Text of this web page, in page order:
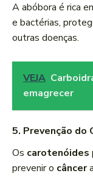
A abóbora é rica
e bactérias,
outras doenças.
VEJA
emagrecer
5. Prevenção do
Os carotenóides
prevenir o câncer